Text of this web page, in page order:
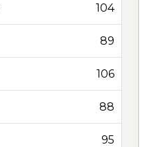
104
89
106
88
95